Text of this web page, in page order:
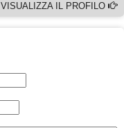
VISUALIZZA IL PROFILO